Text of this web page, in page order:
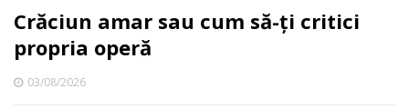
Crăciun amar sau cum să-ți critici
propria operă
03/08/2026